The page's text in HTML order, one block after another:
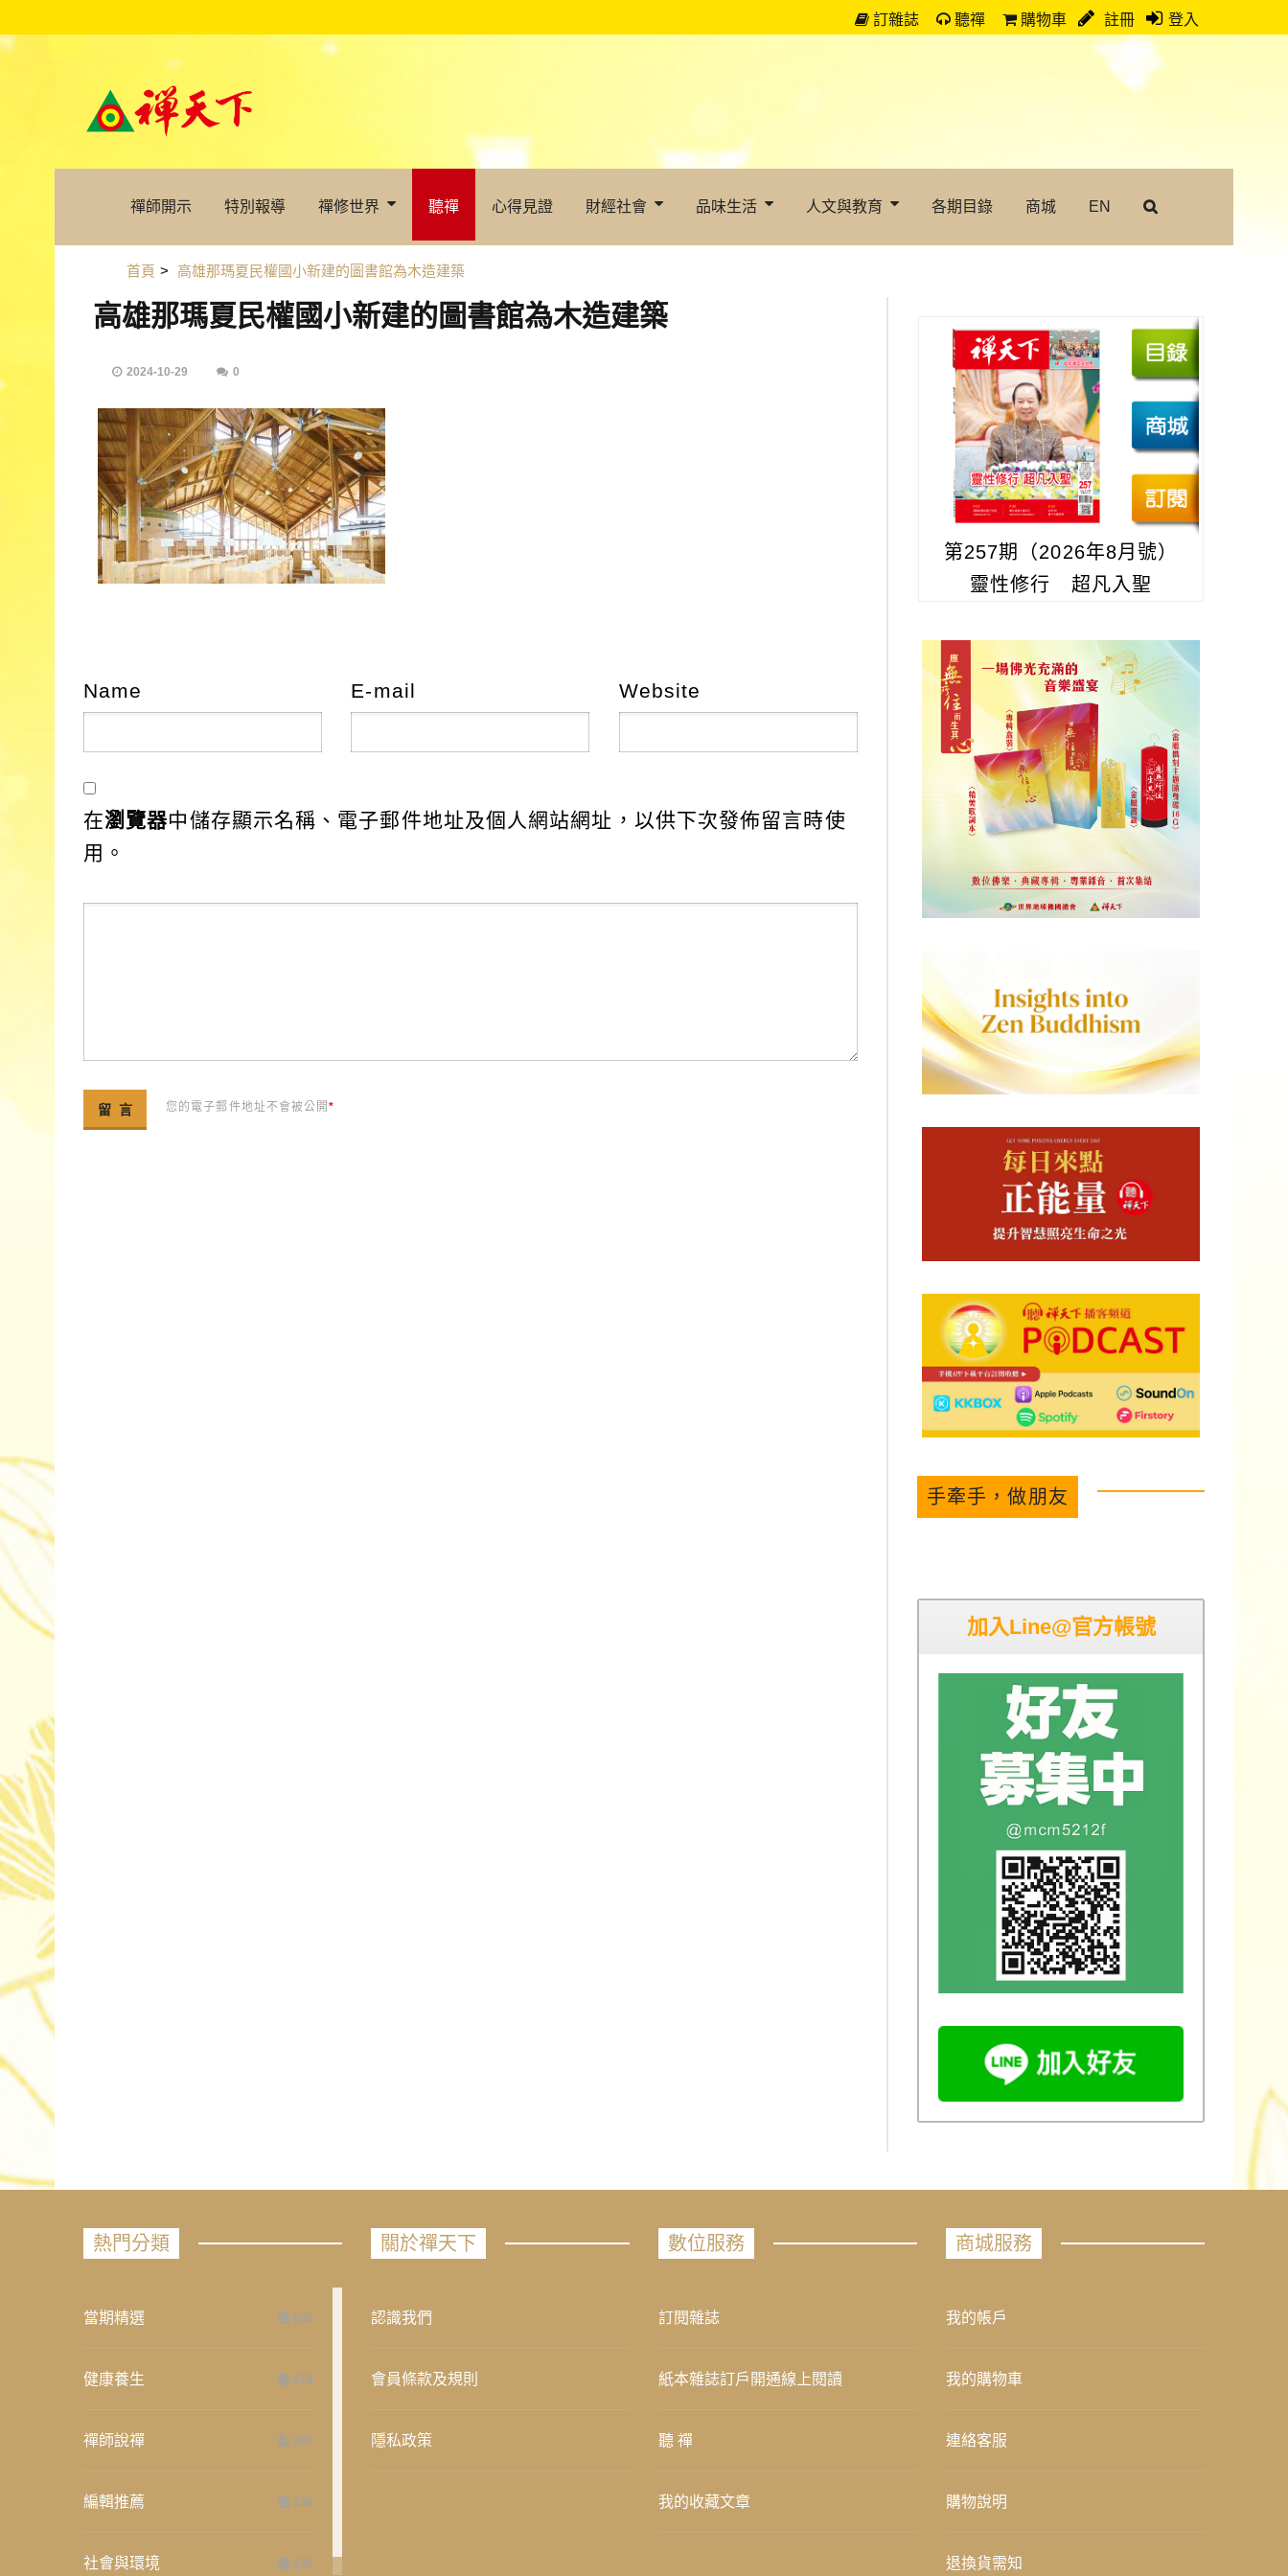
訂雜誌 聽禪 購物車 註冊 登入
禪師開示 特別報導 禪修世界 聽禪 心得見證 財經社會 品味生活 人文與教育 各期目錄 商城 EN
首頁 > 高雄那瑪夏民權國小新建的圖書館為木造建築
高雄那瑪夏民權國小新建的圖書館為木造建築
2024-10-29 0
Name E-mail Website
在瀏覽器中儲存顯示名稱、電子郵件地址及個人網站網址，以供下次發佈留言時使
用。
您的電子郵件地址不會被公開*
第257期（2026年8月號）
靈性修行 超凡入聖
手牽手，做朋友
加入Line@官方帳號
熱門分類
當期精選 658
健康養生 276
禪師說禪 267
編輯推薦 236
社會與環境 235
關於禪天下
認識我們
會員條款及規則
隱私政策
數位服務
訂閱雜誌
紙本雜誌訂戶開通線上閱讀
聽 禪
我的收藏文章
商城服務
我的帳戶
我的購物車
連絡客服
購物說明
退換貨需知